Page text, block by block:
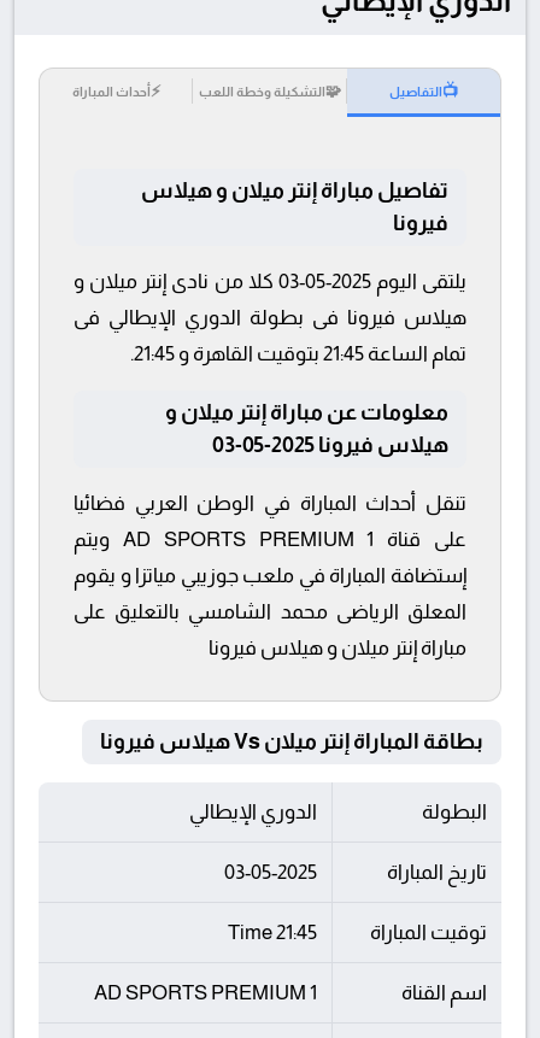
📺التفاصيل 🧩التشكيلة وخطة اللعب ⚡أحداث المباراة
تفاصيل مباراة إنتر ميلان و هيلاس
فيرونا
يلتقى اليوم 2025-05-03 كلا من نادى إنتر ميلان و
هيلاس فيرونا فى بطولة الدوري الإيطالي فى
تمام الساعة 21:45 بتوقيت القاهرة و 21:45.
معلومات عن مباراة إنتر ميلان و
هيلاس فيرونا 2025-05-03
تنقل أحداث المباراة في الوطن العربي فضائيا
على قناة AD SPORTS PREMIUM 1 ويتم
إستضافة المباراة في ملعب جوزيبي مياتزا و يقوم
المعلق الرياضى محمد الشامسي بالتعليق على
مباراة إنتر ميلان و هيلاس فيرونا
بطاقة المباراة إنتر ميلان Vs هيلاس فيرونا
البطولة الدوري الإيطالي
تاريخ المباراة 03-05-2025
توقيت المباراة 21:45 Time
اسم القناة AD SPORTS PREMIUM 1